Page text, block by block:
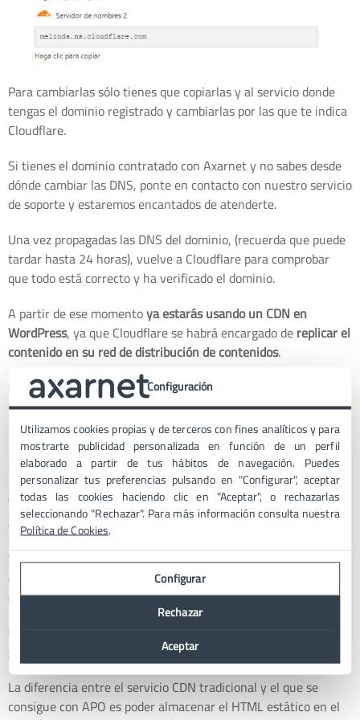
Para cambiarlas sólo tienes que copiarlas y al servicio donde
tengas el dominio registrado y cambiarlas por las que te indica
Cloudflare.
Si tienes el dominio contratado con Axarnet y no sabes desde
dónde cambiar las DNS, ponte en contacto con nuestro servicio
de soporte y estaremos encantados de atenderte.
Una vez propagadas las DNS del dominio, (recuerda que puede
tardar hasta 24 horas), vuelve a Cloudflare para comprobar
que todo está correcto y ha verificado el dominio.
A partir de ese momentoya estarás usando un CDN en
WordPress, ya que Cloudflare se habrá encargado dereplicar el
contenido en su red de distribución de contenidos.
Revisa que todo funcione correctamente, pero el servicio de
CDN ya está activado en tu web.
Plugin Cloudflare para WordPress
Cloudflare ofrece un plugin a los administradores de
WordPressque puedes instalar y utilizar si así lo deseas,
aunque no es necesario en la mayoría de los casos.
Si has adquirido uno de los planes de pago de Cloudflare, sí que
es recomendable, ya que así puedes configurar
(Automatic Platform Optimization)desde el plugin.
gratuita de Cloudflare.
La diferencia entre el servicio CDN tradicional y el que se
consigue con APO es poder almacenar el HTML estático en el
Configuración
Utilizamos cookies propias y de terceros con fines analíticos y para
mostrarte publicidad personalizada en función de un perfil
elaborado a partir de tus hábitos de navegación. Puedes
personalizar tus preferencias pulsando en "Configurar", aceptar
todas las cookies haciendo clic en "Aceptar", o rechazarlas
seleccionando "Rechazar". Para más información consulta nuestra
Política de Cookies.
Configurar
Rechazar
Aceptar